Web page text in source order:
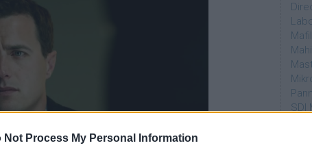
Not Process My Personal Information
SDI